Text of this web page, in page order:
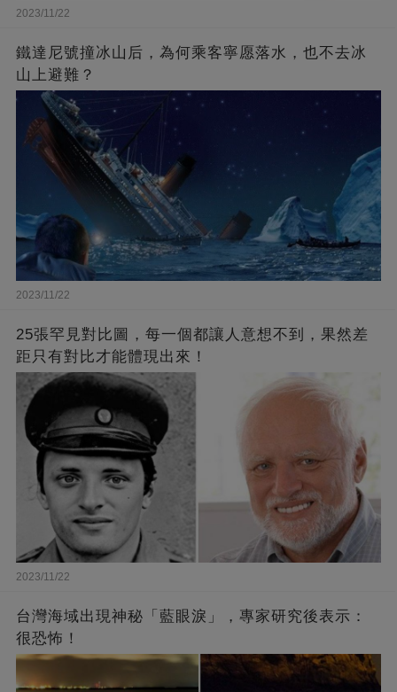
2023/11/22
鐵達尼號撞冰山后，為何乘客寧愿落水，也不去冰
山上避難？
2023/11/22
25張罕見對比圖，每一個都讓人意想不到，果然差
距只有對比才能體現出來！
2023/11/22
台灣海域出現神秘「藍眼淚」，專家研究後表示：
很恐怖！